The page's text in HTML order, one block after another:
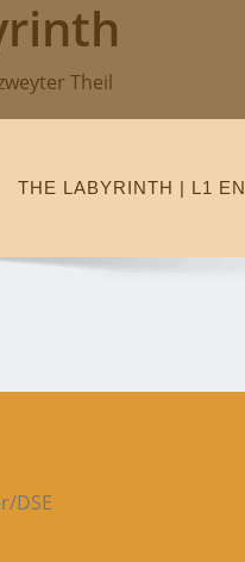
Theil
THE LABYRINTH | L1 EN
DSE